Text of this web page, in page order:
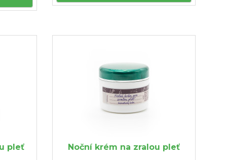
pleť Noční krém na zralou pleť